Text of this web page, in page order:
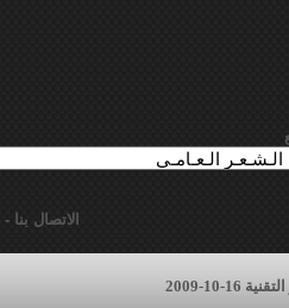
الاتصال بنا -
10-2009